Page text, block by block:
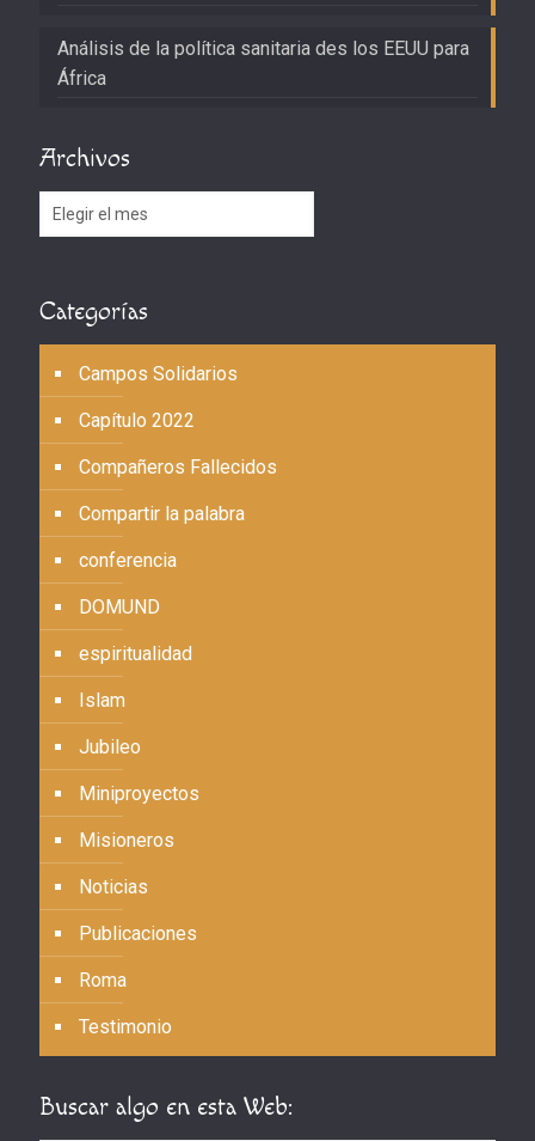
Análisis de la política sanitaria des los EEUU para
África
Archivos
Archivos
Categorías
Campos Solidarios
Capítulo 2022
Compañeros Fallecidos
Compartir la palabra
conferencia
DOMUND
espiritualidad
Islam
Jubileo
Miniproyectos
Misioneros
Noticias
Publicaciones
Roma
Testimonio
Buscar algo en esta Web: